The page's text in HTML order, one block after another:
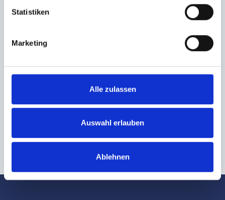
Statistiken
Marketing
Alle zulassen
Auswahl erlauben
Ablehnen
zur Kenntnis genommen. Ich stimme
Hinweis: Sie können Ihre Einwilligung jederzeit für die Zukunft per E-Mail